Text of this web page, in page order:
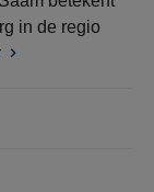
in de regio